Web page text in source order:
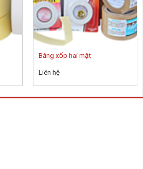
Băng xốp hai mặt
Liên hệ